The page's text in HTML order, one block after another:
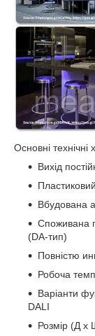
Основні технічні
Вихід
Вбудована
Споживана
(DA-тип)
Повністю
Робоча
Варіанти
DALI
Розмір (Д